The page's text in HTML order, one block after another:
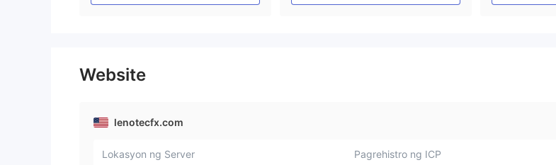
Website
lenotecfx.com
Lokasyon ng Server
Pagrehistro ng ICP